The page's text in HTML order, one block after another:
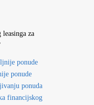
leasinga za
ponude
ponude
ponuda
financijskog